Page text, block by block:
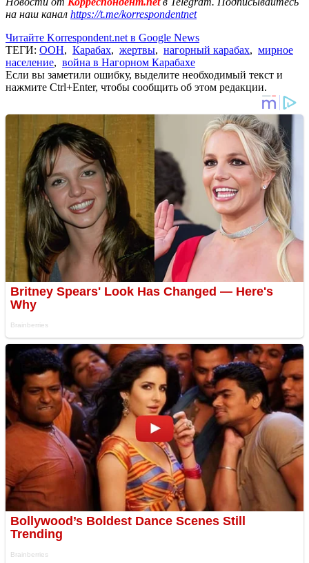
на наш канал https://t.me/korrespondentnet
Читайте Korrespondent.net в Google News
ТЕГИ: ООН, Карабах, жертвы, нагорный карабах, мирное
население, война в Нагорном Карабахе
Если вы заметили ошибку, выделите необходимый текст и
нажмите Ctrl+Enter, чтобы сообщить об этом редакции.